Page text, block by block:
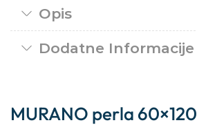
Opis
Dodatne Informacije
MURANO perla 60×120